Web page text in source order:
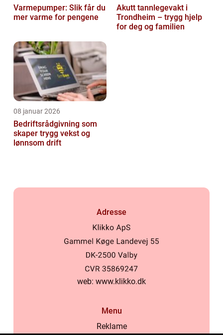
Varmepumper: Slik får du
mer varme for pengene
Akutt tannlegevakt i
Trondheim – trygg hjelp
for deg og familien
08 januar 2026
Bedriftsrådgivning som
skaper trygg vekst og
lønnsom drift
Adresse
web: www.klikko.dk
Menu
Reklame